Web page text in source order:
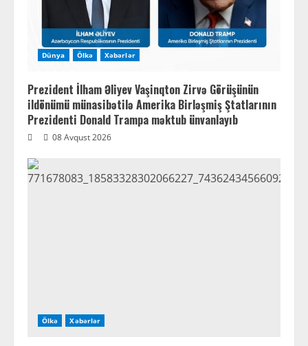
Dünya Ölkə Xəbərlər
Prezident İlham Əliyev Vaşinqton Zirvə Görüşünün
ildönümü münasibətilə Amerika Birləşmiş Ştatlarının
Prezidenti Donald Trampa məktub ünvanlayıb
08 Avqust 2026
Ölkə Xəbərlər